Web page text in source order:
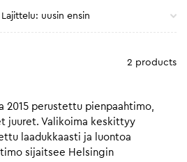
2 products
2015 perustettu pienpaahtimo,
juuret. Valikoima keskittyy
laadukkaasti ja luontoa
sijaitsee Helsingin